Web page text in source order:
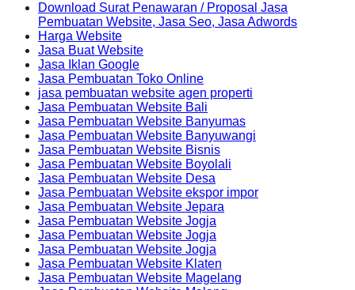
Download Surat Penawaran / Proposal Jasa
Pembuatan Website, Jasa Seo, Jasa Adwords
Harga Website
Jasa Buat Website
Jasa Iklan Google
Jasa Pembuatan Toko Online
jasa pembuatan website agen properti
Jasa Pembuatan Website Bali
Jasa Pembuatan Website Banyumas
Jasa Pembuatan Website Banyuwangi
Jasa Pembuatan Website Bisnis
Jasa Pembuatan Website Boyolali
Jasa Pembuatan Website Desa
Jasa Pembuatan Website ekspor impor
Jasa Pembuatan Website Jepara
Jasa Pembuatan Website Jogja
Jasa Pembuatan Website Jogja
Jasa Pembuatan Website Jogja
Jasa Pembuatan Website Klaten
Jasa Pembuatan Website Magelang